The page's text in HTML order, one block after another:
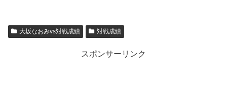
大坂なおみvs対戦成績 対戦成績
スポンサーリンク